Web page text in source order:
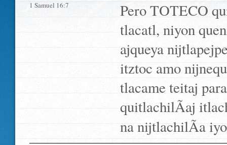
1 Samuel 16:7
Pero TOTECO
tlacatl, niyon
ajqueya
itztoc amo
tlacame teitaj
quitlachilÃ­aj
na nijtlachilÃ­a